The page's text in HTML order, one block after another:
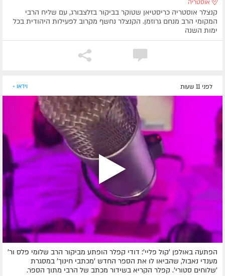
אוסטריה
קנצלר אוסטריה כריסטיאן שטוקר בביקור בזלצבורג, עם שליח הרבי
המקומי הרב מנחם גרוזמן. הקנצלר נחשף מקרוב לפעילות היהודית בכל
ימות השנה
לפני 11 שעות וידאו »
הפתעה באולפן 'קול פליי': דודי קפלר הופתע מביקור הרב שלומי פלס ור'
מענדי נאבול, שהביאו לו את הספר החדש 'מכתבי חינוך' במסגרת
'שלוחים סטורי'. קפלר הקריא בשידור מכתב של הרבי מתוך הספר.